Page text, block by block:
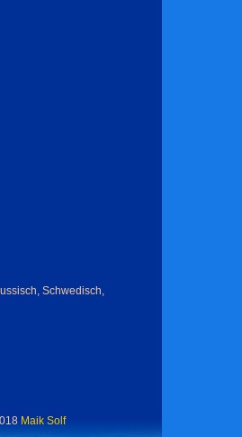
Schwedisch,
Maik Solf